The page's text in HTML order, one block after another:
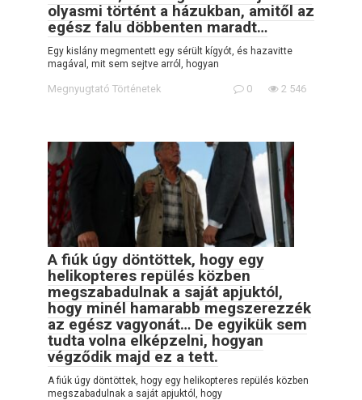
olyasmi történt a házukban, amitől az
egész falu döbbenten maradt…
Egy kislány megmentett egy sérült kígyót, és hazavitte
magával, mit sem sejtve arról, hogyan
Megnyugtató Történetek 0 2 546
A fiúk úgy döntöttek, hogy egy
helikopteres repülés közben
megszabadulnak a saját apjuktól,
hogy minél hamarabb megszerezzék
az egész vagyonát… De egyikük sem
tudta volna elképzelni, hogyan
végződik majd ez a tett.
A fiúk úgy döntöttek, hogy egy helikopteres repülés közben
megszabadulnak a saját apjuktól, hogy